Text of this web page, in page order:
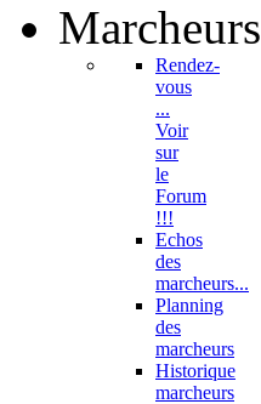
Marcheurs
Rendez-
vous
...
Voir
sur
le
Forum
!!!
Echos
des
marcheurs...
Planning
des
marcheurs
Historique
marcheurs